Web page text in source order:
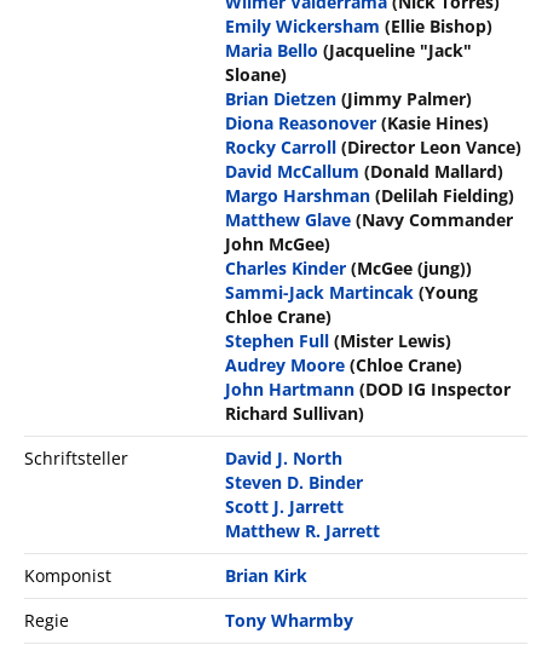
Emily Wickersham (Ellie Bishop)
Maria Bello (Jacqueline "Jack"
Sloane)
Brian Dietzen (Jimmy Palmer)
Diona Reasonover (Kasie Hines)
Rocky Carroll (Director Leon Vance)
David McCallum (Donald Mallard)
Margo Harshman (Delilah Fielding)
Matthew Glave (Navy Commander
John McGee)
Charles Kinder (McGee (jung))
Sammi-Jack Martincak (Young
Chloe Crane)
Stephen Full (Mister Lewis)
Audrey Moore (Chloe Crane)
John Hartmann (DOD IG Inspector
Richard Sullivan)
Schriftsteller
David J. North
Steven D. Binder
Scott J. Jarrett
Matthew R. Jarrett
Komponist
Brian Kirk
Regie
Tony Wharmby